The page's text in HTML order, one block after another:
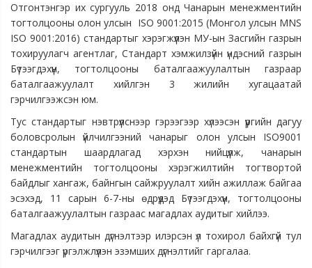
Отгонтэнгэр их сургууль 2018 онд Чанарын менежментийн
тогтолцооны олон улсын ISO 9001:2015 (Монгол улсын MNS
ISO 9001:2016) стандартыг хэрэгжүүлэн МУ-ын Засгийн газрын
тохируулагч агентлаг, Стандарт хэмжилзүйн үндэсний газрын
Бүтээгдэхүүн, тогтолцооны баталгаажуулалтын газраар
баталгаажуулалт хийлгэн 3 жилийн хугацаатай
гэрчилгээжсэн юм.
Тус стандартыг нэвтрүүлснээр гэрээгээр хүлээсэн үүргийн дагуу
боловсролын үйлчилгээний чанарыг олон улсын ISO9001
стандартын шаардлагад хэрхэн нийцүүлж, чанарын
менежментийн тогтолцооны хэрэгжилтийн тогтвортой
байдлыг хангаж, байнгын сайжруулалт хийн ажиллаж байгаа
эсэхэд, 11 сарын 6-7-ны өдрүүдэд Бүтээгдэхүүн, тогтолцооны
баталгаажуулалтын газраас магадлах аудитыг хийлээ.
Магадлах аудитын дүгнэлтээр илэрсэн үл тохирол байхгүй тул
гэрчилгээг үргэлжлүүлэн эзэмших дүгнэлтийг гаргалаа.